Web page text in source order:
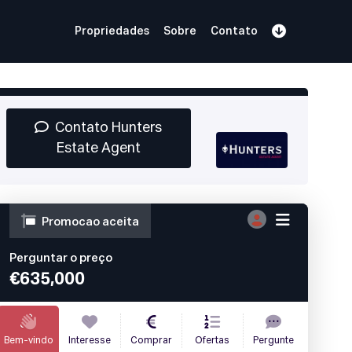
Propriedades Sobre Contato
Contato Hunters
Estate Agent